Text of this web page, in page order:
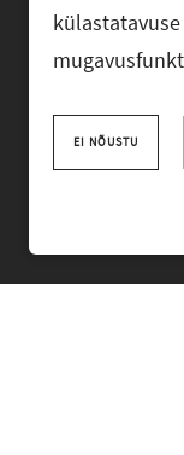
+372 618
EI NÕUSTU